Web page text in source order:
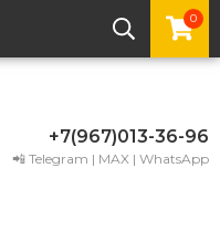
0
+7(967)013-36-96
📲 Telegram | MAX | WhatsApp